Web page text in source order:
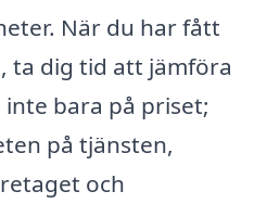
När du har fått
ta dig tid att jämföra
bara på priset;
på tjänsten,
och